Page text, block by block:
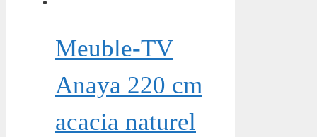
Meuble-TV
Anaya 220 cm
acacia naturel